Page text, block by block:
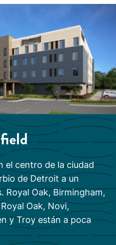
el centro de la ciudad
de Detroit a un
Royal Oak, Birmingham,
Oak, Novi,
y Troy están a poca